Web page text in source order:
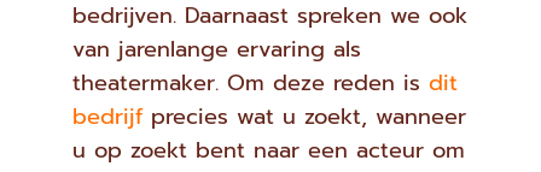
bedrijven. Daarnaast spreken we ook
van jarenlange ervaring als
theatermaker. Om deze reden is dit
bedrijfprecies wat u zoekt, wanneer
u op zoekt bent naar een acteur om